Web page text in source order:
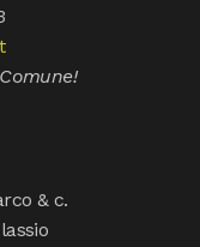
& c.